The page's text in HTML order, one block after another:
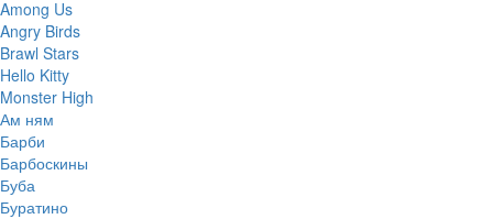
Among Us
Angry Birds
Brawl Stars
Hello Kitty
Monster High
Ам ням
Барби
Барбоскины
Буба
Буратино